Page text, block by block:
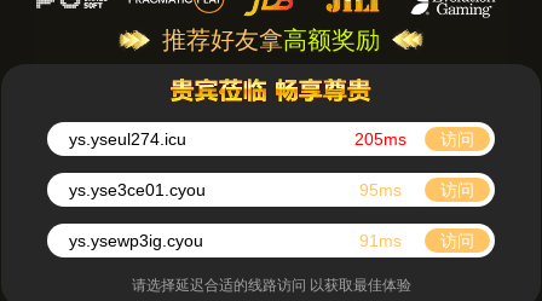
推荐好友拿高额奖励
ys.yseul274.icu 205ms 访问
ys.yse3ce01.cyou 95ms 访问
ys.ysewp3ig.cyou 91ms 访问
请选择延迟合适的线路访问 以获取最佳体验